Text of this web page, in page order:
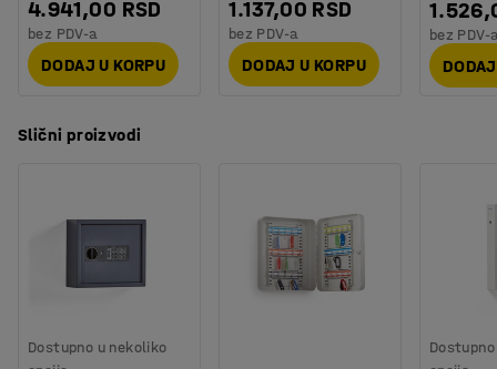
4.941,00 RSD
bez PDV-a
DODAJ U KORPU
1.137,00 RSD
bez PDV-a
DODAJ U KORPU
bez PDV-
Slični proizvodi
Dostupno u nekoliko